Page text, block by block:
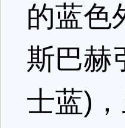
的蓝色
斯巴赫
士蓝)